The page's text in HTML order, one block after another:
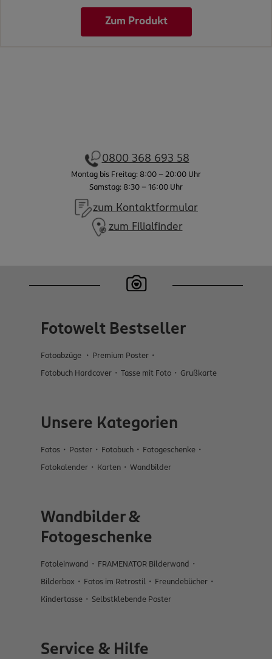
Zum Produkt
0800 368 693 58
Montag bis Freitag: 8:00 - 20:00 Uhr
Samstag: 8:30 - 16:00 Uhr
zum Kontaktformular
zum Filialfinder
Fotowelt Bestseller
Fotoabzüge Premium Poster
Fotobuch Hardcover Tasse mit Foto Grußkarte
Unsere Kategorien
Fotos Poster Fotobuch Fotogeschenke
Fotokalender Karten Wandbilder
Wandbilder &
Fotogeschenke
Fotoleinwand FRAMENATOR Bilderwand
Bilderbox Fotos im Retrostil Freundebücher
Kindertasse Selbstklebende Poster
Service & Hilfe